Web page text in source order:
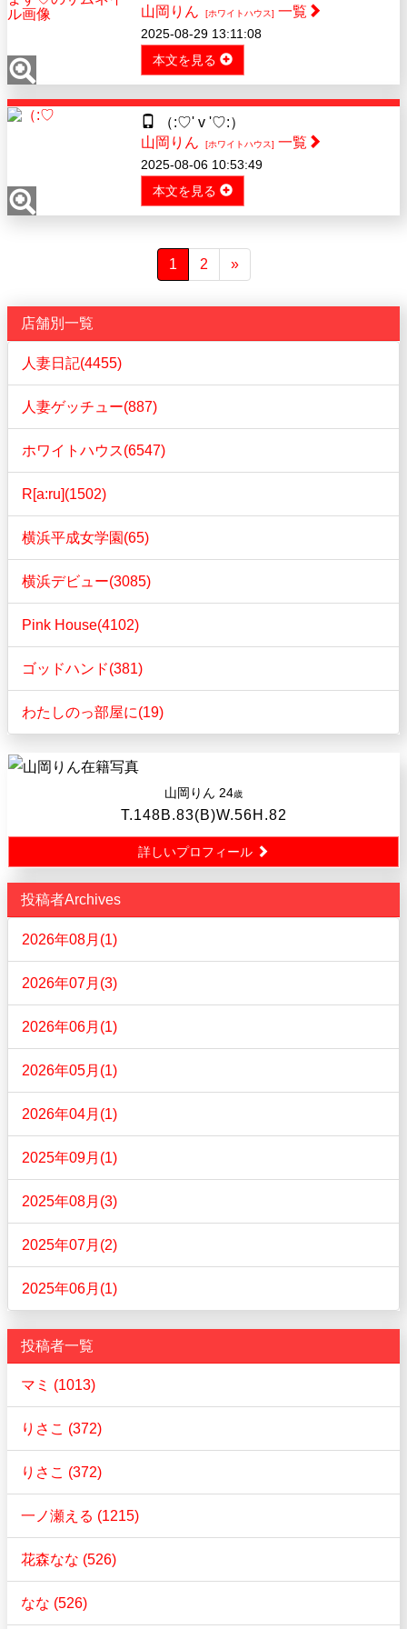
山岡りん
[ホワイトハウス] 一覧
2025-08-29 13:11:08
本文を見る
（:♡' v '♡:）
山岡りん
[ホワイトハウス] 一覧
2025-08-06 10:53:49
本文を見る
1 2 »
店舗別一覧
人妻日記(4455)
人妻ゲッチュー(887)
ホワイトハウス(6547)
R[a:ru](1502)
横浜平成女学園(65)
横浜デビュー(3085)
Pink House(4102)
ゴッドハンド(381)
わたしのっ部屋に(19)
山岡りん 24歳
T.148B.83(B)W.56H.82
詳しいプロフィール
投稿者Archives
2026年08月(1)
2026年07月(3)
2026年06月(1)
2026年05月(1)
2026年04月(1)
2025年09月(1)
2025年08月(3)
2025年07月(2)
2025年06月(1)
投稿者一覧
マミ (1013)
りさこ (372)
りさこ (372)
一ノ瀬える (1215)
花森なな (526)
なな (526)